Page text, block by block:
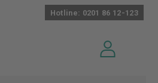
Hotline: 0201 86 12-123